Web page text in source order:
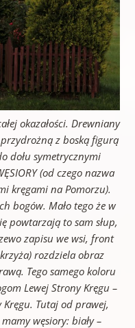
okazałości. Drewniany
z boską figurą
dołu symetrycznymi
(od czego nazwa
kręgami na Pomorzu).
bogów. Mało tego że w
powtarzają to sam słup,
zapisu we wsi, front
rozdziela obraz
Tego samego koloru
Lewej Strony Kręgu –
Tutaj od prawej,
węsiory: biały –